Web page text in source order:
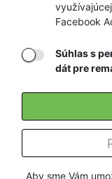
Aby sme Vám
Facebook
Súhlas s
dát pre
RÝCHLE